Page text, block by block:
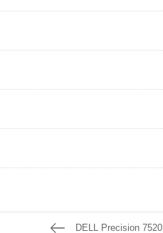
DELL Precision 7520